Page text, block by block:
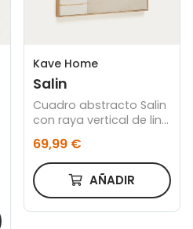
Kave Home
Salin
Cuadro abstracto Salin
con raya vertical de lino
beige 80 x 100 cm
69,99 €
AÑADIR